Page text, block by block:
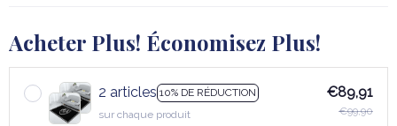
Acheter Plus! Économisez Plus!
2 articles 10% DE RÉDUCTION
sur chaque produit
€89,91
€99,90